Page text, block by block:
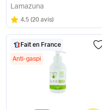
Lamazuna
Note
4.5 sur 5
(20 avis)
Fait en France
Anti-gaspi